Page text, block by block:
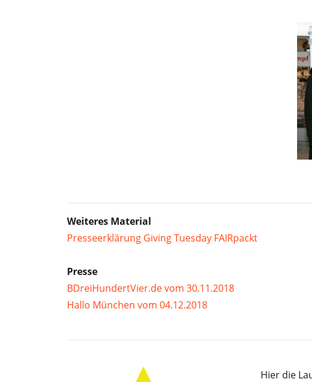
Weiteres Material
Presseerklärung Giving Tuesday FAIRpackt
Presse
BDreiHundertVier.de vom 30.11.2018
Hallo München vom 04.12.2018
Hier die